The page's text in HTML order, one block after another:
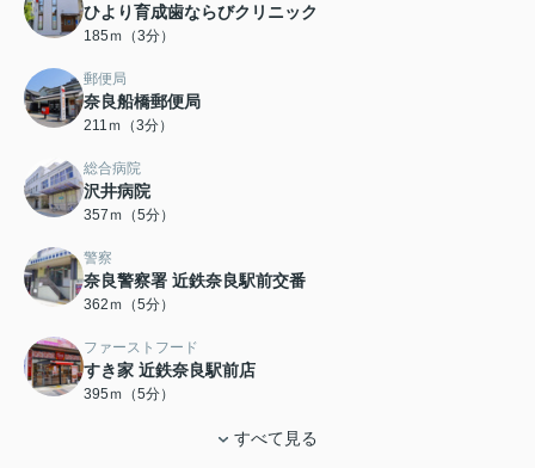
ひより育成歯ならびクリニック
185ｍ（3分）
郵便局
奈良船橋郵便局
211ｍ（3分）
総合病院
沢井病院
357ｍ（5分）
警察
奈良警察署 近鉄奈良駅前交番
362ｍ（5分）
ファーストフード
すき家 近鉄奈良駅前店
395ｍ（5分）
すべて見る